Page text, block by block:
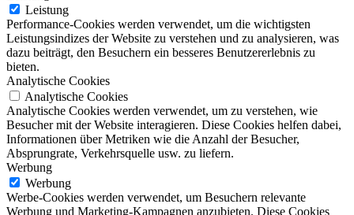
Leistung
Performance-Cookies werden verwendet, um die wichtigsten
Leistungsindizes der Website zu verstehen und zu analysieren, was
dazu beiträgt, den Besuchern ein besseres Benutzererlebnis zu
bieten.
Analytische Cookies
Analytische Cookies
Analytische Cookies werden verwendet, um zu verstehen, wie
Besucher mit der Website interagieren. Diese Cookies helfen dabei,
Informationen über Metriken wie die Anzahl der Besucher,
Absprungrate, Verkehrsquelle usw. zu liefern.
Werbung
Werbung
Werbe-Cookies werden verwendet, um Besuchern relevante
Werbung und Marketing-Kampagnen anzubieten. Diese Cookies